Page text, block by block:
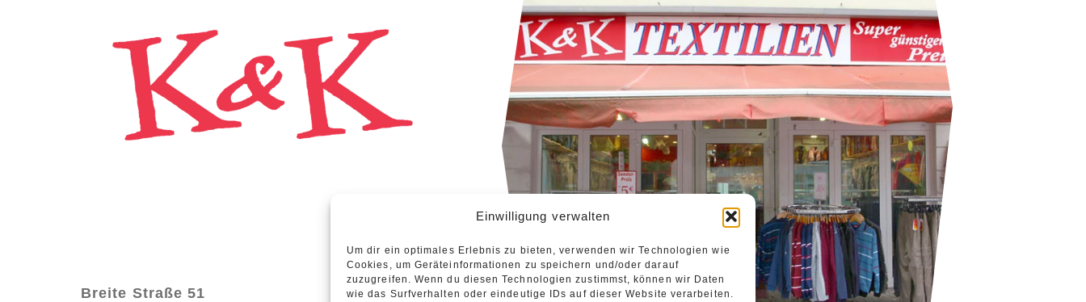
Einwilligung verwalten
Um dir ein optimales Erlebnis zu bieten, verwenden wir Technologien wie
Cookies, um Geräteinformationen zu speichern und/oder darauf
zuzugreifen. Wenn du diesen Technologien zustimmst, können wir Daten
wie das Surfverhalten oder eindeutige IDs auf dieser Website verarbeiten.
Breite Straße 51